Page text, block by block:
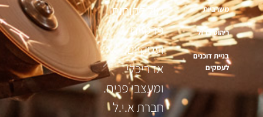
משרביות
ריהוט ברזל
בניית דוכנים
לעסקים
מול לקוחות
פרטיים
ועסקיים,
אדריכלי
ומעצבי פנים.
חברת א.י.ל